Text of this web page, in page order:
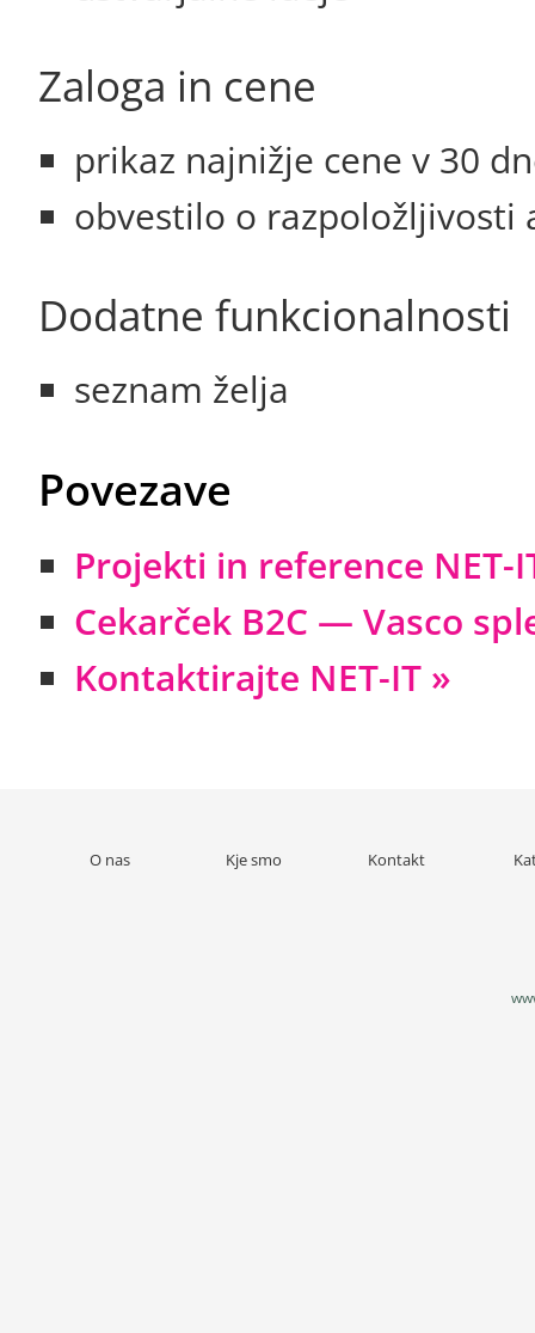
Zaloga in cene
prikaz najnižje cene v 30
obvestilo o razpoložljivosti
Dodatne funkcionalnosti
seznam želja
Povezave
Projekti in reference NET-
Cekarček B2C — Vasco
Kontaktirajte NET-IT
O nas Kje smo Kontakt